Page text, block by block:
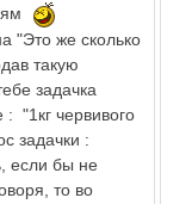
"Это же сколько
такую
задачка
: "1кг червивого
задачки :
если бы не
то во